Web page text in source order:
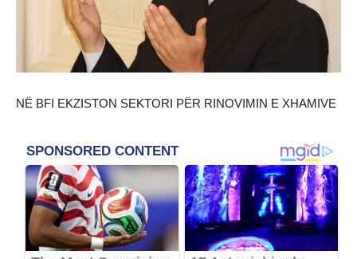
NË BFI EKZISTON SEKTORI PËR RINOVIMIN E XHAMIVE